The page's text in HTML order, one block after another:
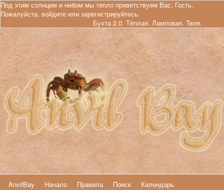
Под этим солнцем и небом мы тепло приветствуем Вас, Гость.
Пожалуйста, войдите или зарегистрируйтесь.
Бухта 2.0. Тёплая. Ламповая. Твоя.
AnvilBay Начало Правила Поиск
Календарь